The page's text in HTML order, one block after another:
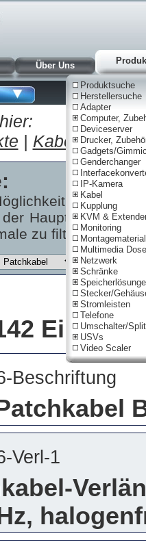
Über Uns
Produktsuche
Herstellersuche
Adapter
Computer,
Deviceserver
Drucker,
Gadgets/
Genderchanger
IP-Kamera
Kabel
Kupplung
KVM &
Monitoring
Montagematerial
Multimedia Dose
Netzwerk
Schränke
Stecker/
Stromleisten
Telefone
Umschalter/
USVs
Video Scaler
| Kabel|
über
Haupt- und/
zu filtern.
Beschriftung
Verl-1